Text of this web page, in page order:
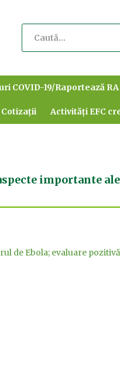
COVID-19/Raportează RA
Cotizații Activități EFC
importante
de Ebola; evaluare